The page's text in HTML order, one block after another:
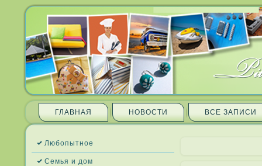
ГЛАВНАЯ НОВОСТИ ВСЕ ЗАПИ­СИ
Любопытное
Семья и дом